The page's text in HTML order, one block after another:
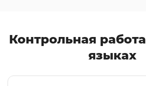
Контрольная работа
языках